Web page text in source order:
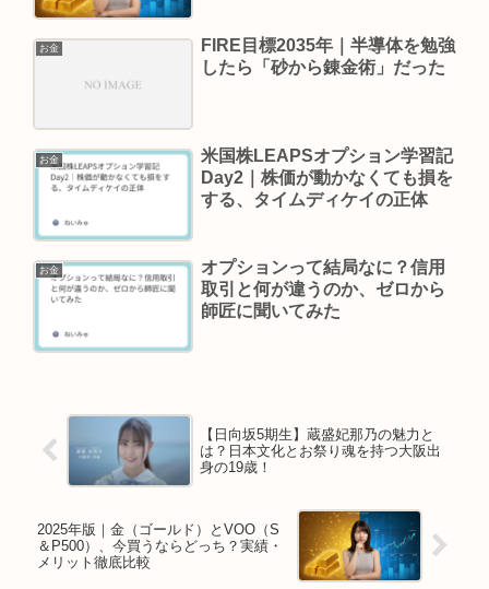
お金
FIRE目標2035年｜半導体を勉強
したら「砂から錬金術」だった
お金
米国株LEAPSオプション学習記
Day2｜株価が動かなくても損を
する、タイムディケイの正体
お金
オプションって結局なに？信用
取引と何が違うのか、ゼロから
師匠に聞いてみた
【日向坂5期生】蔵盛妃那乃の魅力と
は？日本文化とお祭り魂を持つ大阪出
身の19歳！
2025年版｜金（ゴールド）とVOO（S
＆P500）、今買うならどっち？実績・
メリット徹底比較